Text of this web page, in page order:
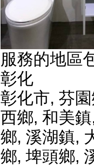
服務的地區
彰化
彰化市, 芬
西鄉, 和美鎮
鄉, 溪湖鎮,
鄉, 埤頭鄉,